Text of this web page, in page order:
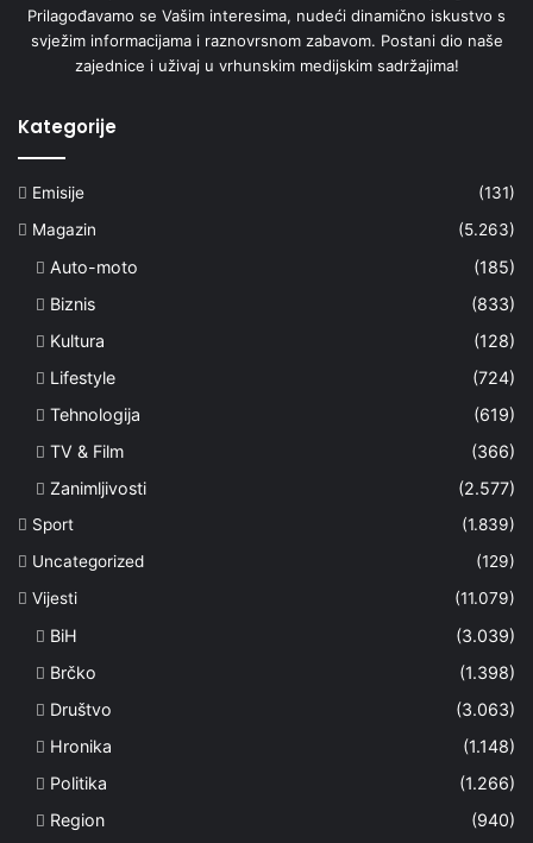
Prilagođavamo se Vašim interesima, nudeći dinamično iskustvo s
svježim informacijama i raznovrsnom zabavom. Postani dio naše
zajednice i uživaj u vrhunskim medijskim sadržajima!
Kategorije
Emisije
(131)
Magazin
(5.263)
Auto-moto
(185)
Biznis
(833)
Kultura
(128)
Lifestyle
(724)
Tehnologija
(619)
TV & Film
(366)
Zanimljivosti
(2.577)
Sport
(1.839)
Uncategorized
(129)
Vijesti
(11.079)
BiH
(3.039)
Brčko
(1.398)
Društvo
(3.063)
Hronika
(1.148)
Politika
(1.266)
Region
(940)